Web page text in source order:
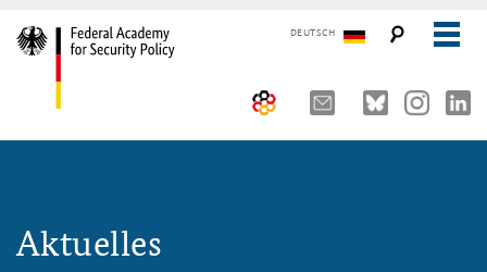
DEUTSCH
Organisation
Security Policy Course for Senior Officials
Working Papers
Aktuelles